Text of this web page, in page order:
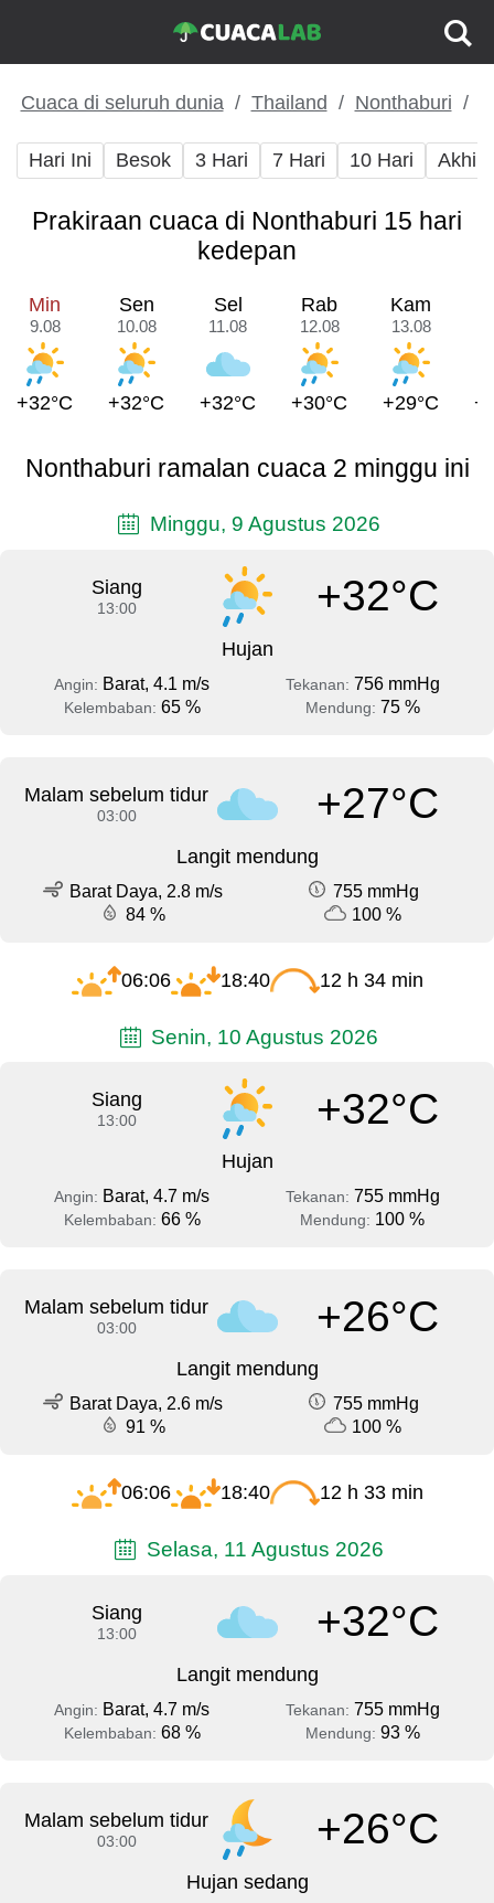
Cuaca di seluruh dunia Thailand Nonthaburi
Hari Ini Besok 3 Hari 7 Hari 10 Hari Akhir
Prakiraan cuaca di Nonthaburi 15 hari
kedepan
Min
9.08
+32°C
Sen
10.08
+32°C
Sel
11.08
+32°C
Rab
12.08
+30°C
Kam
13.08
+29°C
Nonthaburi ramalan cuaca 2 minggu ini
Minggu, 9 Agustus 2026
Siang
13:00 +32°C
Hujan
Angin: Barat, 4.1 m/s Tekanan: 756 mmHg
Kelembaban: 65 % Mendung: 75 %
Malam sebelum tidur
03:00 +27°C
Langit mendung
Barat Daya, 2.8 m/s
755 mmHg
84 %
100 %
06:06 18:40 12 h 34 min
Senin, 10 Agustus 2026
Siang
13:00 +32°C
Hujan
Angin: Barat, 4.7 m/s Tekanan: 755 mmHg
Kelembaban: 66 % Mendung: 100 %
Malam sebelum tidur
03:00 +26°C
Langit mendung
Barat Daya, 2.6 m/s
755 mmHg
91 %
100 %
06:06 18:40 12 h 33 min
Selasa, 11 Agustus 2026
Siang
13:00 +32°C
Langit mendung
Angin: Barat, 4.7 m/s Tekanan: 755 mmHg
Kelembaban: 68 % Mendung: 93 %
Malam sebelum tidur
03:00 +26°C
Hujan sedang